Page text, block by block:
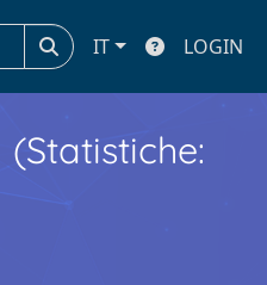
IT LOGIN
(Statistiche: